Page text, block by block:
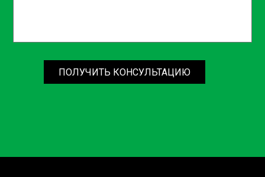
ПОЛУЧИТЬ КОНСУЛЬТАЦИЮ